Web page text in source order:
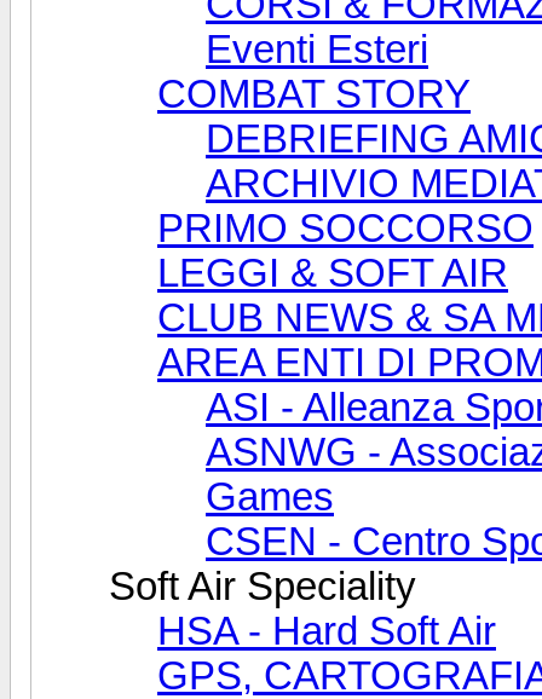
Eventi Esteri
COMBAT STORY
DEBRIEFING
ARCHIVIO
PRIMO SOCCORSO
LEGGI & SOFT AIR
CLUB NEWS & SA
AREA ENTI DI
ASI - Alleanza
ASNWG -
Games
CSEN - Centro
Soft Air Speciality
HSA - Hard Soft Air
GPS,